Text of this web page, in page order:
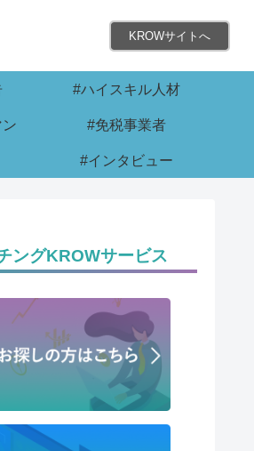
KROWサイトへ
#ハイスキル人材
#免税事業者
#インタビュー
ングKROWサービス